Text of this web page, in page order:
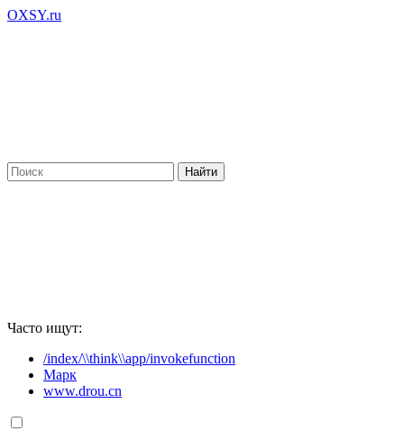
OXSY.ru
Часто ищут:
/index/\\think\\app/invokefunction
Марк
www.drou.cn